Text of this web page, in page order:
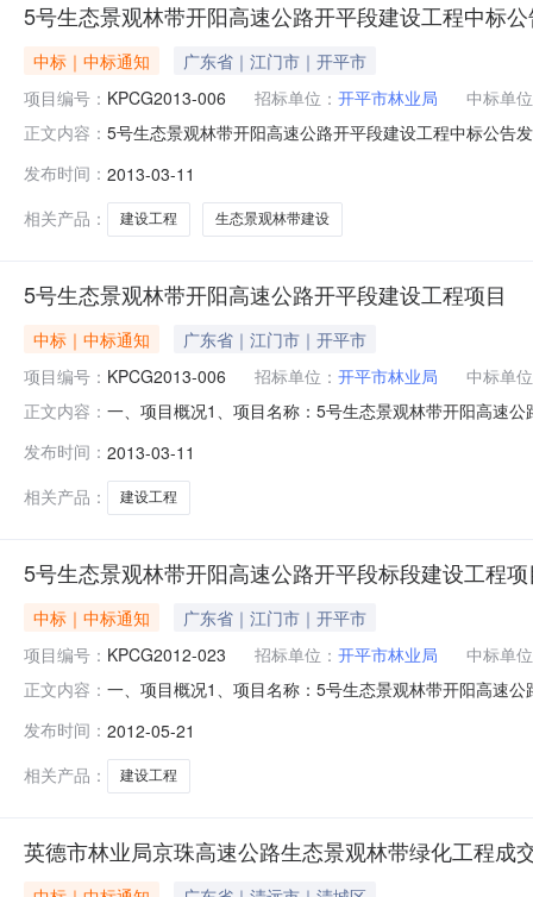
5号生态景观林带开阳高速公路开平段建设工程中标
中标｜中标通知
广东省｜江门市｜开平市
项目编号： KPCG2013-006 招标单位： 开平市林业局
中标单
正文内容： 5号生态景观林带开阳高速公路开平段建设工程中标公告
段建设工程项目2、项目编号：KPCG2013-0063、采购
标
发布时间： 2013-03-11
相关产品：
建设工程 生态景观林带建设
5号生态景观林带开阳高速公路开平段建设工程项目
中标｜中标通知
广东省｜江门市｜开平市
项目编号： KPCG2013-006 招标单位： 开平市林业局
中标单
正文内容： 一、项目概况1、项目名称：5号生态景观林带开阳高速
2013年3月7日8、定标日期：2013年3月11日9、定标包
名称是否通
发布时间： 2013-03-11
相关产品：
建设工程
5号生态景观林带开阳高速公路开平段标段建设工程
中标｜中标通知
广东省｜江门市｜开平市
项目编号： KPCG2012-023 招标单位： 开平市林业局
中标单
正文内容： 一、项目概况1、项目名称：5号生态景观林带开阳高速
期：2012年5月17日8、定标日期：2012年5月21日9、
价人名
发布时间： 2012-05-21
相关产品：
建设工程
英德市林业局京珠高速公路生态景观林带绿化工程成